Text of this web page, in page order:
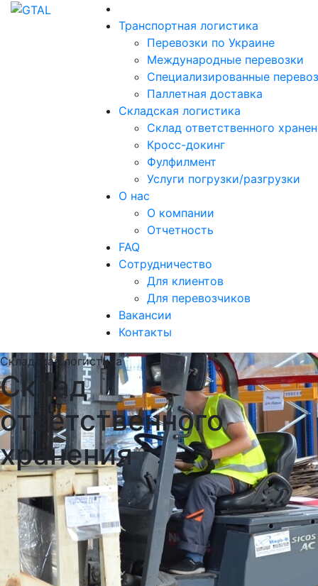
Транспортная логистика
Перевозки по Украине
Международные перевозки
Специализированные
Паллетная доставка
Складская логистика
Склад ответственного
Кросс-докинг
Фулфилмент
Услуги погрузки/разгрузки
О нас
О компании
Отчетность
FAQ
Сотрудничество
Для клиентов
Для перевозчиков
Вакансии
Контакты
Складская логистика
Склад
ответственного
хранения